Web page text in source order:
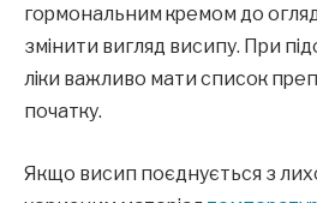
гормональним кремом до
змінити вигляд висипу. При
ліки важливо мати список
початку.
Якщо висип поєднується з